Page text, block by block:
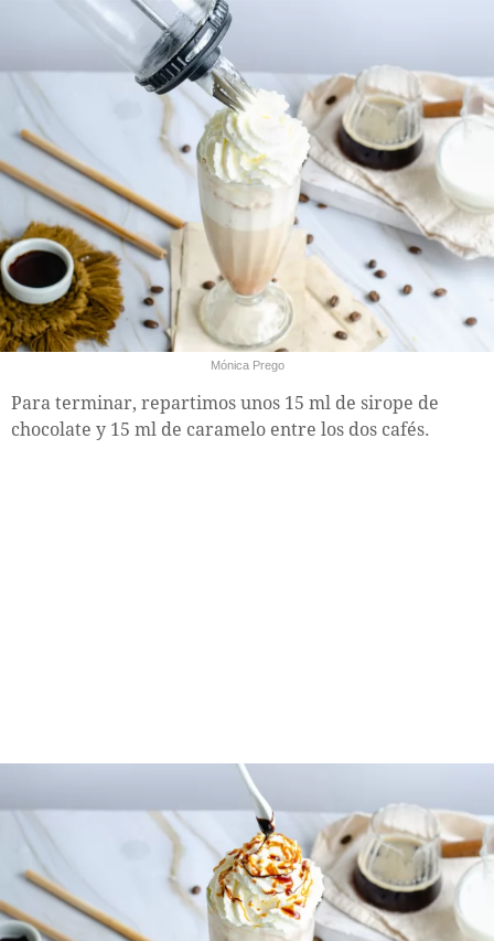
Mónica Prego
Para terminar, repartimos unos 15 ml de sirope de
chocolate y 15 ml de caramelo entre los dos cafés.